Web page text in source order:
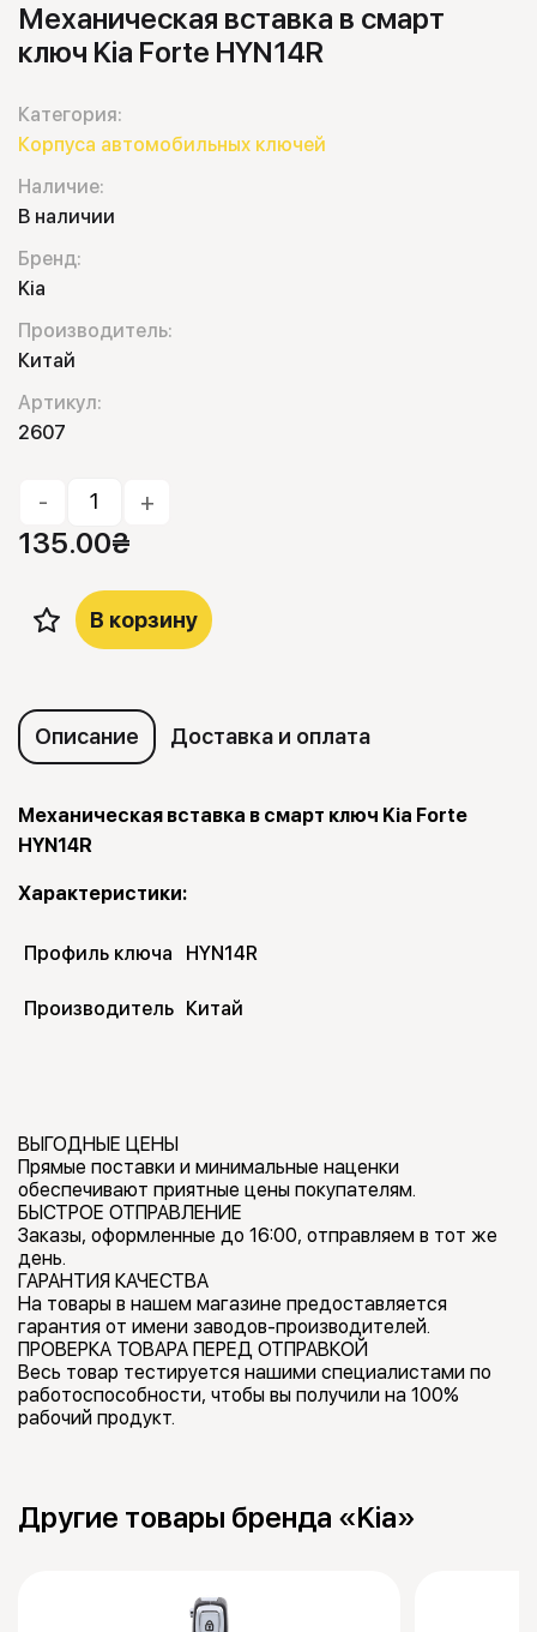
Механическая вставка в смарт
ключ Kia Forte HYN14R
Категория:
Корпуса автомобильных ключей
Наличие:
В наличии
Бренд:
Kia
Производитель:
Китай
Артикул:
2607
- +
135.00₴
В корзину
Описание Доставка и оплата
Механическая вставка в смарт ключ Kia Forte
HYN14R
Характеристики:
Профиль ключа HYN14R
Производитель Китай
ВЫГОДНЫЕ ЦЕНЫ
Прямые поставки и минимальные наценки
обеспечивают приятные цены покупателям.
БЫСТРОЕ ОТПРАВЛЕНИЕ
Заказы, оформленные до 16:00, отправляем в тот же
день.
ГАРАНТИЯ КАЧЕСТВА
На товары в нашем магазине предоставляется
гарантия от имени заводов-производителей.
ПРОВЕРКА ТОВАРА ПЕРЕД ОТПРАВКОЙ
Весь товар тестируется нашими специалистами по
работоспособности, чтобы вы получили на 100%
рабочий продукт.
Другие товары бренда «Kia»